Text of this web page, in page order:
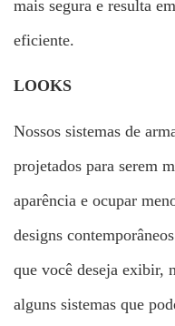
mais segura e resulta
eficiente.
LOOKS
Nossos sistemas de
projetados para serem
aparência e ocupar
designs
que você deseja exibir,
alguns sistemas que